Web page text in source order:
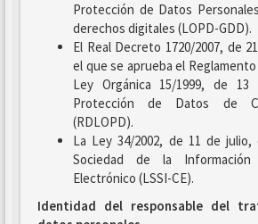
Protección de Datos
derechos digitales (LOPD-GDD).
El Real Decreto 1720/2007, de
el que se aprueba el
Ley Orgánica 15/1999, de
Protección de Datos de
(RDLOPD).
La Ley 34/2002, de 11 de
Sociedad de la
Electrónico (LSSI-CE).
Identidad del responsable del